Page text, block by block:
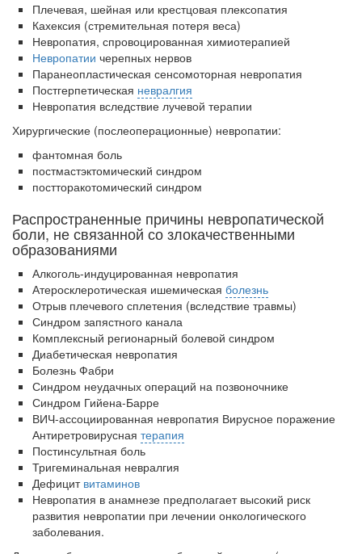
роста сопутствующих
осложнений от...
Закон о праве родителей находиться с детьми в
реанимации внесен в Госдуму
Соответствующий
законопроект внесен в
рассмотрение. Суть его
заключается в
нахождении одного из
родителей в
бесплатно, в течении всего срока лечения...
Плечевая, шейная или крестцовая плексопатия
Кахексия (стремительная потеря веса)
Невропатия, спровоцированная химиотерапией
Невропатии черепных нервов
Паранеопластическая сенсомоторная невропатия
Постгерпетическая невралгия
Невропатия вследствие лучевой терапии
Хирургические (послеоперационные) невропатии:
фантомная боль
постмастэктомический синдром
постторакотомический синдром
Распространенные причины невропатической
боли, не связанной со злокачественными
образованиями
Алкоголь-индуцированная невропатия
Атеросклеротическая ишемическая болезнь
Отрыв плечевого сплетения (вследствие травмы)
Синдром запястного канала
Комплексный регионарный болевой синдром
Диабетическая невропатия
Болезнь Фабри
Синдром неудачных операций на позвоночнике
Синдром Гийена-Барре
ВИЧ-ассоциированная невропатия Вирусное поражение
Антиретровирусная терапия
Постинсультная боль
Тригеминальная невралгия
Дефицит витаминов
Невропатия в анамнезе предполагает высокий риск
развития невропатии при лечении онкологиче­ского
заболевания.